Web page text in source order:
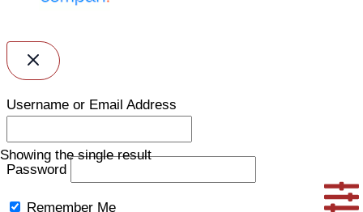
Showing the single result
Username or Email Address
Password
Remember Me